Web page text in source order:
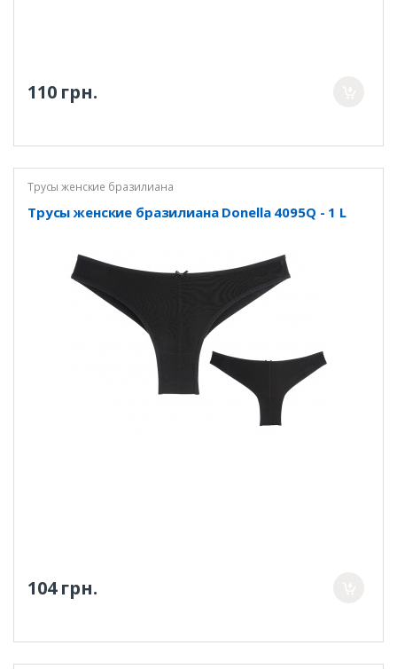
110 грн.
Трусы женские бразилиана
Трусы женские бразилиана Donella 4095Q - 1 L
104 грн.